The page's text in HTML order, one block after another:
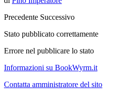
Precedente Successivo
Stato pubblicato correttamente
Errore nel pubblicare lo stato
Informazioni su BookWyrm.it
Contatta amministratore del sito